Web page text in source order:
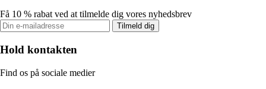
Få 10 % rabat ved at tilmelde dig vores nyhedsbrev
Tilmeld dig
Hold kontakten
Find os på sociale medier